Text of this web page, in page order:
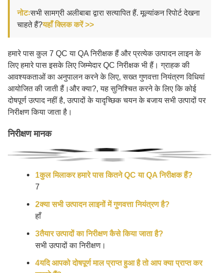
नोटःसभी सामग्री अलीबाबा द्वारा सत्यापित हैं. मूल्यांकन रिपोर्ट देखना
चाहते हैं?यहाँ क्लिक करें >>
हमारे पास कुल 7 QC या QA निरीक्षक हैं और प्रत्येक उत्पादन लाइन के
लिए हमारे पास इसके लिए जिम्मेदार QC निरीक्षक भी हैं। ग्राहक की
आवश्यकताओं का अनुपालन करने के लिए, सख्त गुणवत्ता नियंत्रण विधियां
आयोजित की जाती हैं।और क्या?, यह सुनिश्चित करने के लिए कि कोई
दोषपूर्ण उत्पाद नहीं है, उत्पादों के यादृच्छिक चयन के बजाय सभी उत्पादों पर
निरीक्षण किया जाता है।
निरीक्षण मानक
1कुल मिलाकर हमारे पास कितने QC या QA निरीक्षक हैं?
7
2क्या सभी उत्पादन लाइनों में गुणवत्ता नियंत्रण है?
हाँ
3तैयार उत्पादों का निरीक्षण कैसे किया जाता है?
सभी उत्पादों का निरीक्षण।
4यदि आपको दोषपूर्ण माल प्राप्त हुआ है तो आप क्या प्राप्त कर